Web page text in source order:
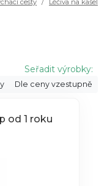
Seřadit výrobky:
Dle ceny vzestupně
od 1 roku